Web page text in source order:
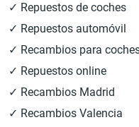
✓ Repuestos de coches
✓ Repuestos automóvil
✓ Recambios para
✓ Repuestos online
✓ Recambios Madrid
✓ Recambios Valencia